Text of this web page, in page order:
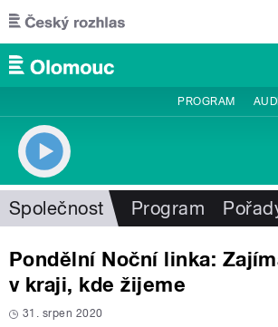
Přejít k hlavnímu obsahu
PROGRAM
Společnost Program
Pondělní Noční linka:
v kraji, kde žijeme
31. srpen 2020